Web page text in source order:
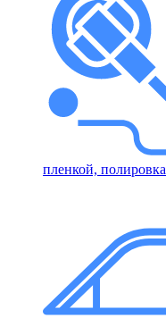
пленкой, полировка